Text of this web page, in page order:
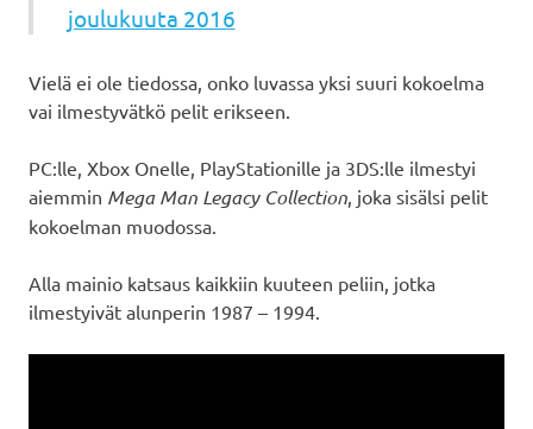
joulukuuta 2016
Vielä ei ole tiedossa, onko luvassa yksi suuri kokoelma
vai ilmestyvätkö pelit erikseen.
PC:lle, Xbox Onelle, PlayStationille ja 3DS:lle ilmestyi
aiemmin Mega Man Legacy Collection, joka sisälsi pelit
kokoelman muodossa.
Alla mainio katsaus kaikkiin kuuteen peliin, jotka
ilmestyivät alunperin 1987 – 1994.